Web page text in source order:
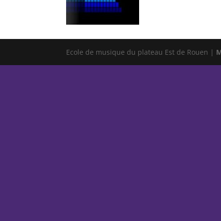
Ecole de musique du plateau Est de Rouen |